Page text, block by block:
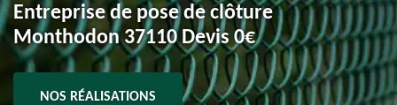
Entreprise de pose de clôture
Monthodon 37110 Devis 0€
NOS RÉALISATIONS